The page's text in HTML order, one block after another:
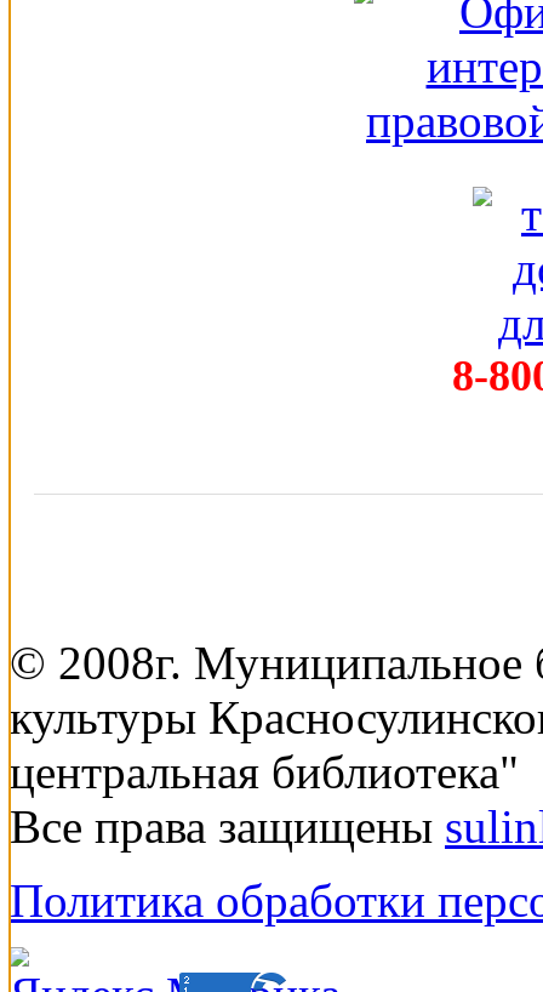
8-
© 2008г. Муниципальное
культуры
центральная библиотека"
Все права защищены
Политика обработки